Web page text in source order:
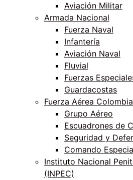
Aviación Militar
Armada Nacional
Fuerza Naval
Infantería
Aviación Naval
Fluvial
Fuerzas
Guardacostas
Fuerza Aérea
Grupo Aéreo
Escuadrones de
Seguridad y
Comando
Instituto Nacional
(INPEC)